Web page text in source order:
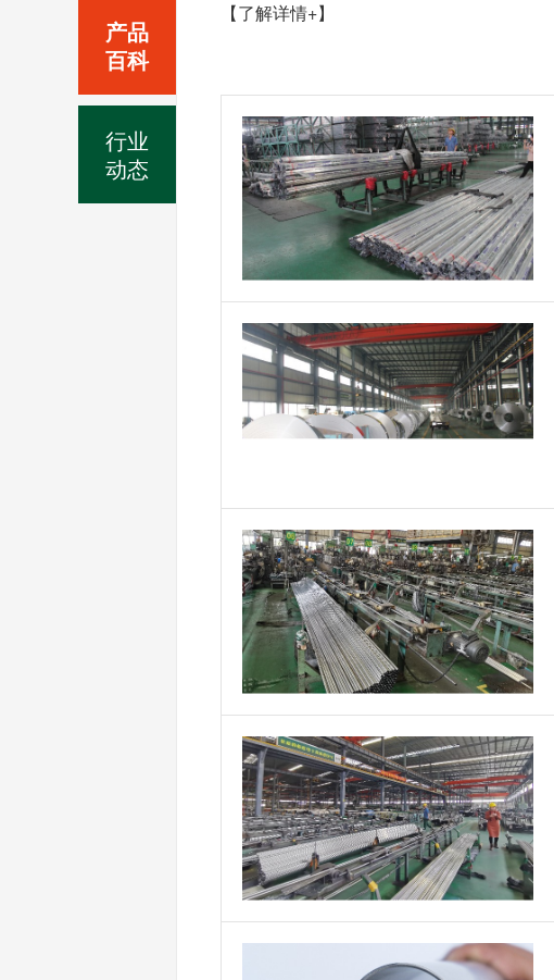
【了解详情+】
产品
百科
行业
动态